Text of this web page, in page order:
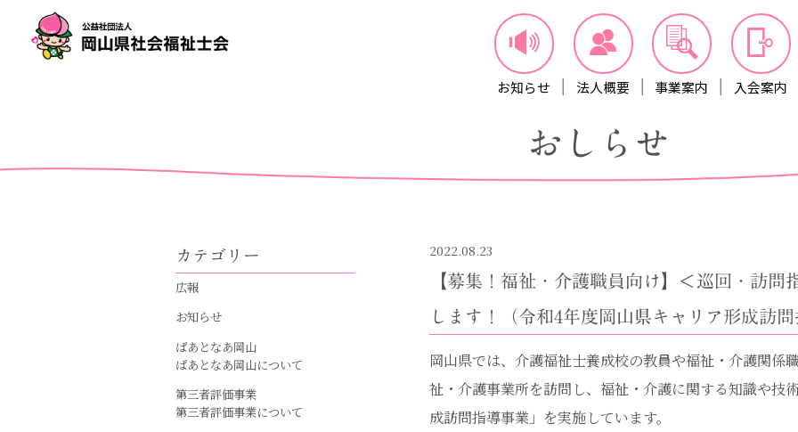
お知らせ 法人概要 事業案内 入会案内
おしらせ
2022.08.23
【募集！福祉・介護職員向け】＜巡回・訪問
します！（令和4年度岡山県キャリア形成訪
岡山県では、介護福祉士養成校の教員や福祉・介護関係
祉・介護事業所を訪問し、福祉・介護に関する知識や技
成訪問指導事業」を実施しています。
カテゴリー
広報
お知らせ
ぱあとなあ岡山
ぱあとなあ岡山について
第三者評価事業
第三者評価事業について